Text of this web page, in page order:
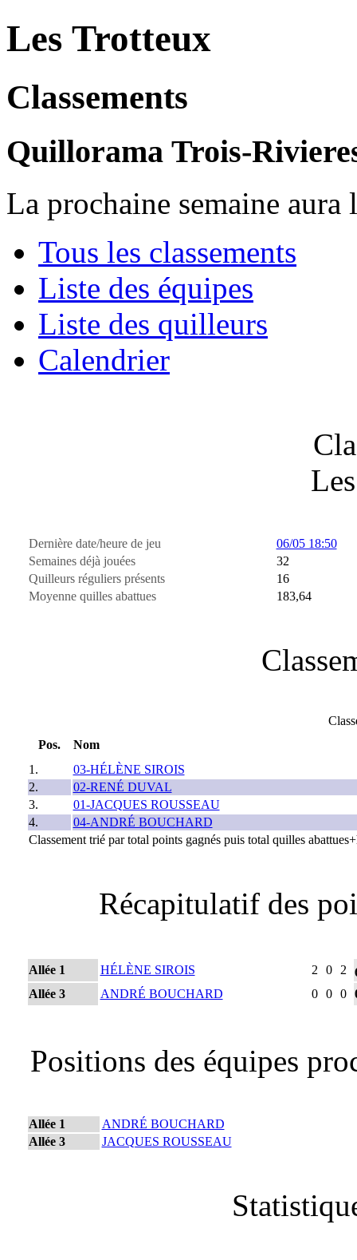
Les Trotteux
Classements
Quillorama Trois-
La prochaine semaine
Tous les classements
Liste des équipes
Liste des quilleurs
Calendrier
Dernière date/heure de jeu
06/05 18:50
Semaines déjà jouées
32
Quilleurs réguliers présents
16
Moyenne quilles abattues
183,64
Pos.
Nom
1.
03-HÉLÈNE SIROIS
2.
02-RENÉ DUVAL
3.
01-JACQUES ROUSSEAU
4.
04-ANDRÉ BOUCHARD
Classement trié par total points gagnés puis total quilles
Récapitulatif des
Allée 1 HÉLÈNE SIROIS 2 0 2
Allée 3
ANDRÉ BOUCHARD 0 0 0
Positions des équipes
Allée 1
ANDRÉ BOUCHARD
Allée 3
JACQUES ROUSSEAU